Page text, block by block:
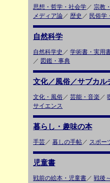
思想・哲学・社会学／ 宗教
メディア論／ 歴史 ／ 民俗学
自然科学
自然科学史 ／ 学術書・実用
／ 図鑑・事典
文化／風俗／サブカル
文化・風俗／ 芸能・音楽 ／
サイエンス
暮らし・趣味の本
手芸／ 暮しの手帖／ スポー
児童書
戦前の絵本・児童書／ 戦後